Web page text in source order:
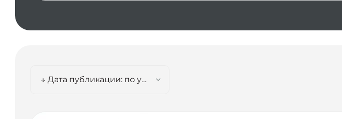
↓ Дата публикации: по убыванию